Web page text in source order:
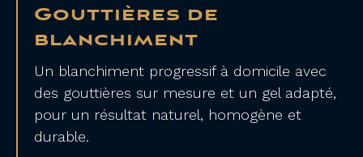
Gouttières de
blanchiment
Un blanchiment progressif à domicile avec
des gouttières sur mesure et un gel adapté,
pour un résultat naturel, homogène et
durable.